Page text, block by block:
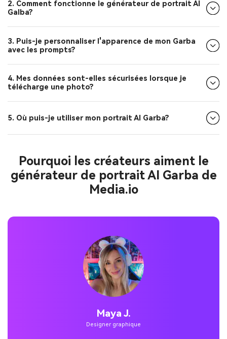
2. Comment fonctionne le générateur de portrait AI
Galba?
3. Puis-je personnaliser l'apparence de mon Garba
avec les prompts?
4. Mes données sont-elles sécurisées lorsque je
télécharge une photo?
5. Où puis-je utiliser mon portrait AI Garba?
Pourquoi les créateurs aiment le
générateur de portrait AI Garba de
Media.io
Jordan Pass.
Utilisateurs temporaires